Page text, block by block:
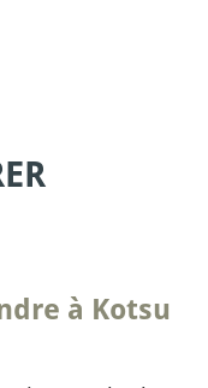
à Kotsu